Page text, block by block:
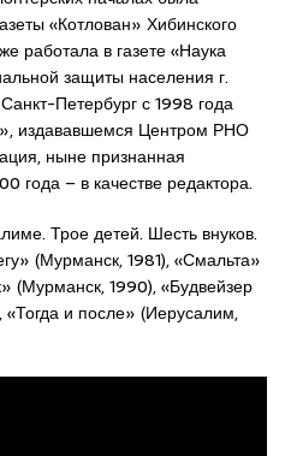
«Котлован» Хибинского
работала в газете «Наука
защиты населения г.
Петербург с 1998 года
издававшемся Центром РНО
ныне признанная
года – в качестве редактора.
Трое детей. Шесть внуков.
(Мурманск, 1981), «Смальта»
(Мурманск, 1990), «Будвейзер
и после» (Иерусалим,